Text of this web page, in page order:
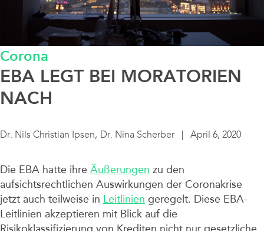
Corporate
Data / Media / IT
Finanzierung / Bank / Kapitalmarkt
Fintech/Crypto
Litigation
Real Estate
Corona
EBA LEGT BEI MORATORIEN
NACH
Dr. Nils Christian Ipsen, Dr. Nina Scherber April 6, 2020
Die EBA hatte ihre Äußerungen zu den
aufsichtsrechtlichen Auswirkungen der Coronakrise
jetzt auch teilweise in Leitlinien geregelt. Diese EBA-
Leitlinien akzeptieren mit Blick auf die